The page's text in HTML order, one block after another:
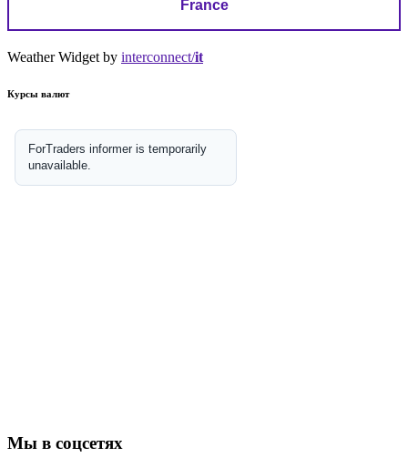
France
Weather Widget by interconnect/it
Курсы валют
Мы в соцсетях